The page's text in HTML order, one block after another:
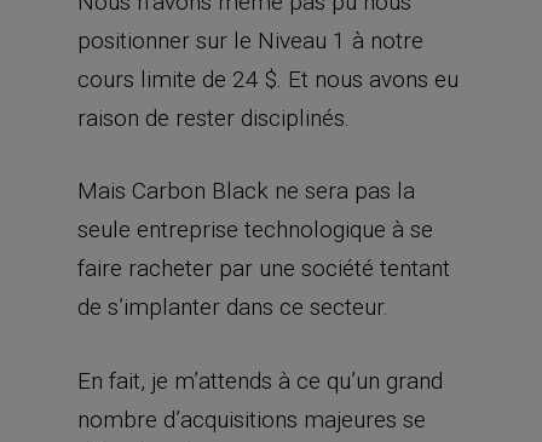
positionner sur le Niveau 1 à notre
cours limite de 24 $. Et nous avons eu
raison de rester disciplinés.
Mais Carbon Black ne sera pas la
seule entreprise technologique à se
faire racheter par une société tentant
de s’implanter dans ce secteur.
En fait, je m’attends à ce qu’un grand
nombre d’acquisitions majeures se